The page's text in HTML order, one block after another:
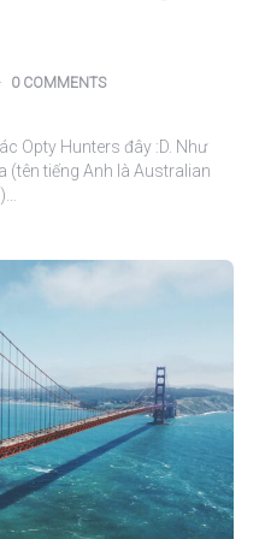
0 COMMENTS
Opty Hunters đây :D. Như
(tên tiếng Anh là Australian